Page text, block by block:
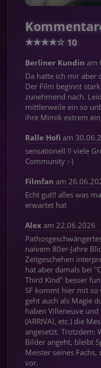
★★★★☆ 10
Berliner Kundin am
Da hatte ich mir aber
Der Film beginnt
zunehmend nach.
mittlerweile ein so
ihre Mimik extrem
Ralle Hofi am
sensationell !! viele
Community :-)
Filmfan am
Echt gut!! alles was
erwartet hat
Alex am 22.06.2026
naivem 80er-Jahre
Zeitgeschehen
hat aber damals bei
Third Kind" besser
SF kommt hier mit
geht auch als Magie
haben Villeneuve
(ARRIVAl, etc.) die
angesetzt. Trotzdem:
Bilder angeht, bleibt
Meister seines
vor.